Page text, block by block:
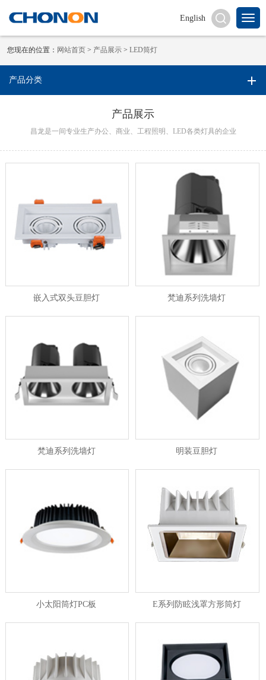
English
您现在的位置： 网站首页 > 产品展示 >LED筒灯
产品分类
产品展示
昌龙是一间专业生产办公、商业、工程照明、LED各类灯具的企业
嵌入式双头豆胆灯 梵迪系列洗墙灯
梵迪系列洗墙灯 明装豆胆灯
小太阳筒灯PC板 E系列防眩浅罩方形筒灯